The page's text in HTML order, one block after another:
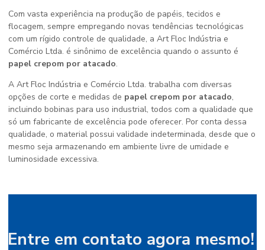
Com vasta experiência na produção de papéis, tecidos e
flocagem, sempre empregando novas tendências tecnológicas
com um rígido controle de qualidade, a Art Floc Indústria e
Comércio Ltda. é sinônimo de excelência quando o assunto é
papel crepom por atacado.
A Art Floc Indústria e Comércio Ltda. trabalha com diversas
opções de corte e medidas de papel crepom por atacado,
incluindo bobinas para uso industrial, todos com a qualidade que
só um fabricante de excelência pode oferecer. Por conta dessa
qualidade, o material possui validade indeterminada, desde que o
mesmo seja armazenando em ambiente livre de umidade e
luminosidade excessiva.
Entre em contato agora mesmo!